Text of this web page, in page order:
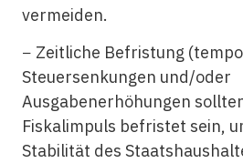
vermeiden.
− Zeitliche Befristung
Steuersenkungen und/oder
Ausgabenerhöhungen
Fiskalimpuls befristet sein,
Stabilität des